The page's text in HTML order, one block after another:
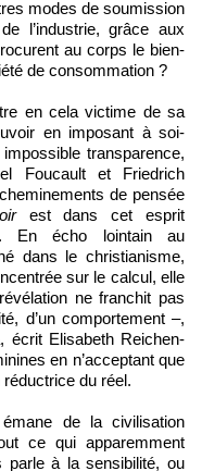
modes de soumission
l’industrie, grâce aux
au corps le bien-
de consommation ?
en cela victime de sa
en imposant à soi-
transparence,
Foucault et Friedrich
de pensée
est dans cet esprit
En écho lointain au
dans le christianisme,
sur le calcul, elle
ne franchit pas
d’un comportement –,
écrit Elisabeth Reichen-
en n’acceptant que
du réel.
de la civilisation
ce qui apparemment
parle à la sensibilité, ou